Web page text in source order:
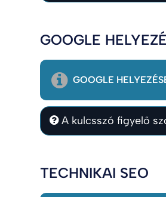
GOOGLE
GOOGLE
A kulcsszó figyelő
TECHNIKAI SEO